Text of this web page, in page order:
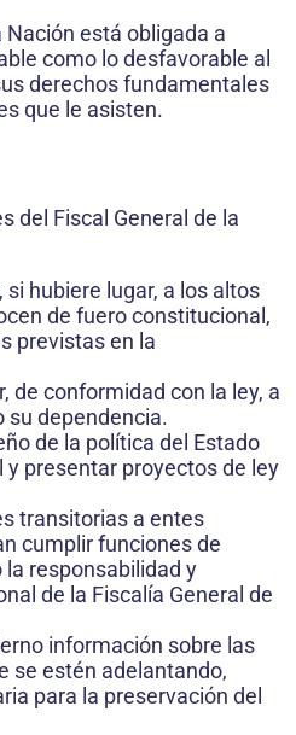
Nación está obligada a
como lo desfavorable al
derechos fundamentales
que le asisten.
del Fiscal General de la
si hubiere lugar, a los altos
de fuero constitucional,
previstas en la
de conformidad con la ley, a
su dependencia.
de la política del Estado
presentar proyectos de ley
transitorias a entes
cumplir funciones de
la responsabilidad y
de la Fiscalía General de
información sobre las
se estén adelantando,
para la preservación del